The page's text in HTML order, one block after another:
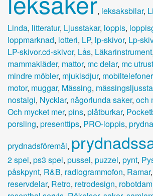
, leksaksbilar,
Linda, litteratur, Ljusstakar, loppis,
loppmarknad, lotteri, LP, lp-skivor, Lp-
LP-skivor.cd-skivor, Lås, Läkarinstrument,
mammakläder, mattor, mc delar, mc
mindre möbler, mjukisdjur, mobiltelefoner
motor, muggar, Mässing,
nostalgi, Nycklar, någorlunda saker, och
Och mycket mer, pins, plåtburkar,
porsling, presenttips, PRO-loppis,
prydnadsföremål,
2 spel, ps3 spel, pussel, puzzel, pynt,
påskpynt, R&B, radiogrammofon, Ramar,
reservdelar, Retro, retrodesign,